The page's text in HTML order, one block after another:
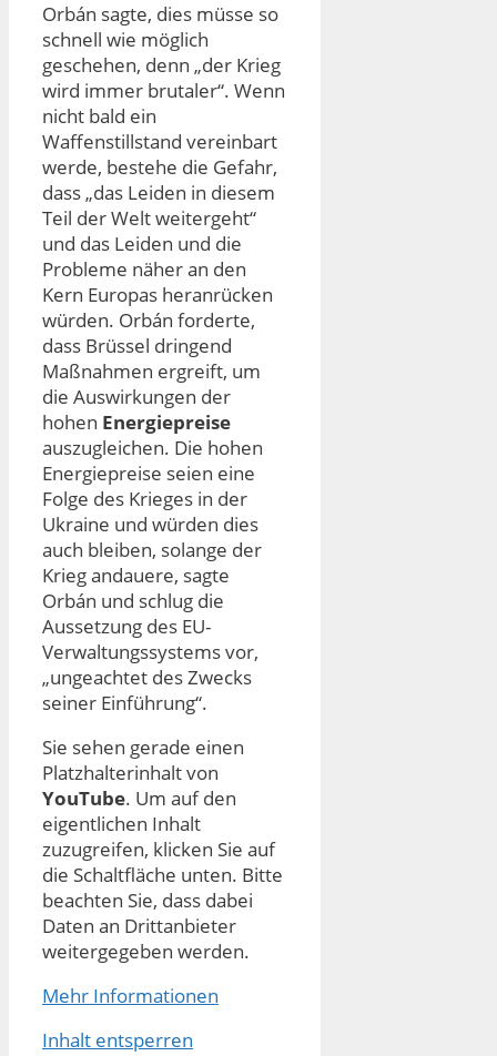
Orbán sagte, dies müsse so
schnell wie möglich
geschehen, denn „der Krieg
wird immer brutaler“. Wenn
nicht bald ein
Waffenstillstand vereinbart
werde, bestehe die Gefahr,
dass „das Leiden in diesem
Teil der Welt weitergeht“
und das Leiden und die
Probleme näher an den
Kern Europas heranrücken
würden. Orbán forderte,
dass Brüssel dringend
Maßnahmen ergreift, um
die Auswirkungen der
hohen Energiepreise
auszugleichen. Die hohen
Energiepreise seien eine
Folge des Krieges in der
Ukraine und würden dies
auch bleiben, solange der
Krieg andauere, sagte
Orbán und schlug die
Aussetzung des EU-
Verwaltungssystems vor,
„ungeachtet des Zwecks
seiner Einführung“.
Sie sehen gerade einen
Platzhalterinhalt von
YouTube. Um auf den
eigentlichen Inhalt
zuzugreifen, klicken Sie auf
die Schaltfläche unten. Bitte
beachten Sie, dass dabei
Daten an Drittanbieter
weitergegeben werden.
Mehr Informationen
Inhalt entsperren